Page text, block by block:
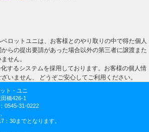
ロットユニは、お客様とのやり取りの中で得た個人
らの提出要請があった場合以外の第三者に譲渡また
せん。
するシステムを採用しております。お客様の個人情
いません、 どうぞご安心してご利用ください。
ト・ユニ
橋426-1
31-0222
：30までとなります。